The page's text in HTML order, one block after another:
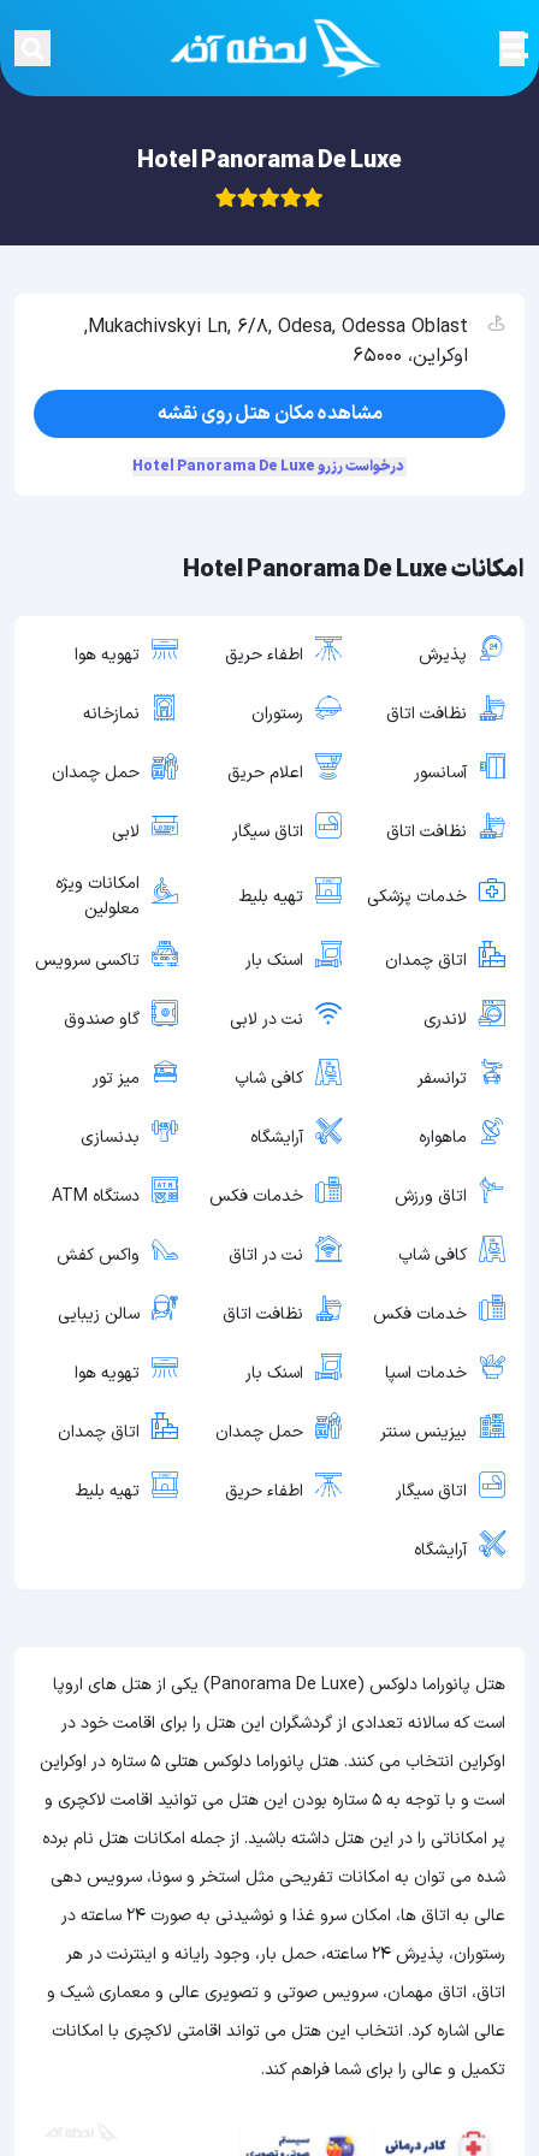
Hotel Panorama De Luxe
امکانات Hotel Panorama De Luxe
پذیرش اطفاء حریق تهویه هوا
نظافت اتاق رستوران نمازخانه
آسانسور اعلام حریق حمل چمدان
نظافت اتاق اتاق سیگار لابی
خدمات پزشکی تهیه بلیط
امکانات ویژه
معلولین
اتاق چمدان اسنک بار تاکسی سرویس
لاندری نت در لابی گاو صندوق
ترانسفر کافی شاپ میز تور
ماهواره آرایشگاه بدنسازی
اتاق ورزش خدمات فکس دستگاه ATM
کافی شاپ نت در اتاق واکس کفش
خدمات فکس نظافت اتاق سالن زیبایی
خدمات اسپا اسنک بار تهویه هوا
بیزینس سنتر حمل چمدان اتاق چمدان
اتاق سیگار اطفاء حریق تهیه بلیط
آرایشگاه
هتل پانوراما دلوکس (Panorama De Luxe) یکی از هتل های اروپا
است که سالانه تعدادی از گردشگران این هتل را برای اقامت خود در
اوکراین انتخاب می کنند. هتل پانوراما دلوکس هتلی 5 ستاره در اوکراین
است و با توجه به 5 ستاره بودن این هتل
می توانید اقامت لاکچری و
پر امکاناتی را در این هتل داشته باشید. از جمله امکانات هتل نام برده
شده می توان به امکانات تفریحی مثل استخر و سونا، سرویس دهی
عالی به اتاق ها، امکان سرو غذا و نوشیدنی به صورت 24 ساعته در
رستوران، پذیرش 24 ساعته، حمل بار، وجود رایانه و اینترنت در هر
اتاق، اتاق مهمان، سرویس صوتی و تصویری عالی و معماری شیک و
عالی اشاره کرد. انتخاب این هتل می تواند اقامتی لاکچری با امکانات
تکمیل و عالی را برای شما فراهم کند.
Mukachivskyi Ln, 6/8, Odesa, Odessa Oblast,
اوکراین، 65000
مشاهده مکان هتل روی نقشه
درخواست رزرو Hotel Panorama De Luxe